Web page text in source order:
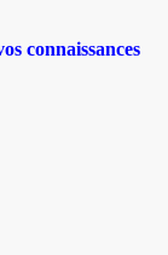
connaissances